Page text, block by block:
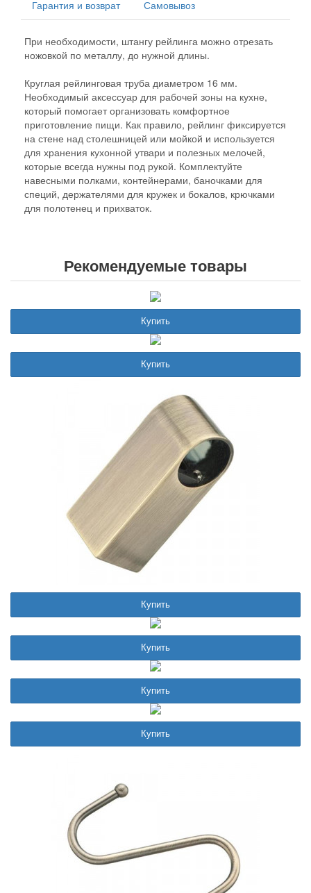
Гарантия и возврат Самовывоз
При необходимости, штангу рейлинга можно отрезать
ножовкой по металлу, до нужной длины.
Круглая рейлинговая труба диаметром 16 мм.
Необходимый аксессуар для рабочей зоны на кухне,
который помогает организовать комфортное
приготовление пищи. Как правило, рейлинг фиксируется
на стене над столешницей или мойкой и используется
для хранения кухонной утвари и полезных мелочей,
которые всегда нужны под рукой. Комплектуйте
навесными полками, контейнерами, баночками для
специй, держателями для кружек и бокалов, крючками
для полотенец и прихваток.
Рекомендуемые товары
Купить
Купить
Купить
Купить
Купить
Купить